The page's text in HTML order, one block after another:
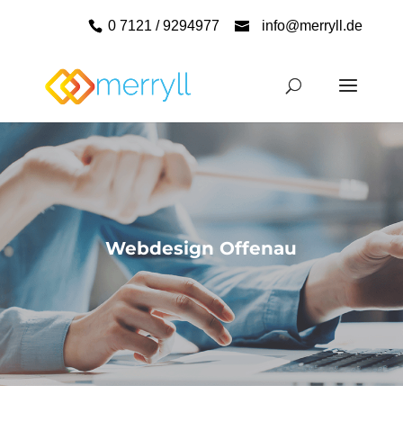
0 7121 / 9294977 info@merryll.de
Webdesign Offenau